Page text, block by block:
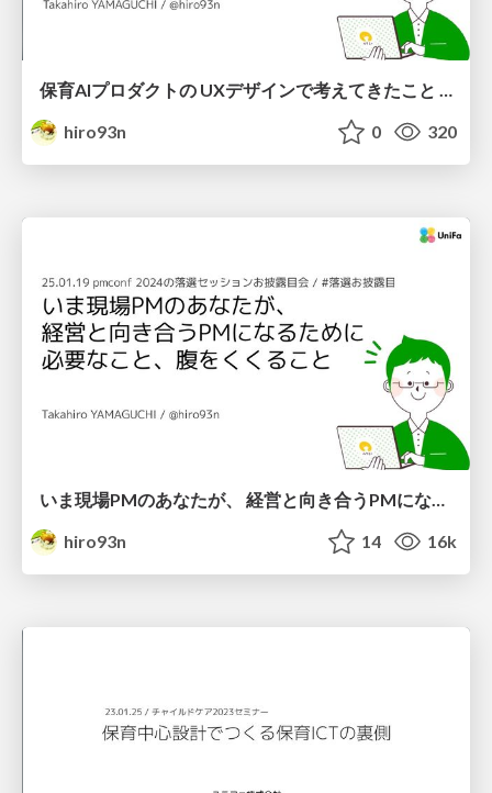
保育AIプロダクトの UXデザインで考えてきたこと / hoiku-ai-ux-design
hiro93n
0 320
いま現場PMのあなたが、 経営と向き合うPMになるために 必要なこと、腹をくくること
hiro93n
14 16k